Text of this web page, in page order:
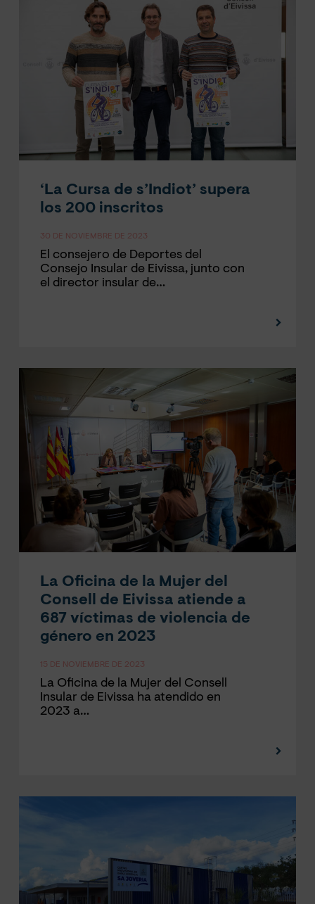
‘La Cursa de s’Indiot’ supera
los 200 inscritos
30 DE NOVIEMBRE DE 2023
El consejero de Deportes del
Consejo Insular de Eivissa, junto con
el director insular de…
La Oficina de la Mujer del
Consell de Eivissa atiende a
687 víctimas de violencia de
género en 2023
15 DE NOVIEMBRE DE 2023
La Oficina de la Mujer del Consell
Insular de Eivissa ha atendido en
2023 a…